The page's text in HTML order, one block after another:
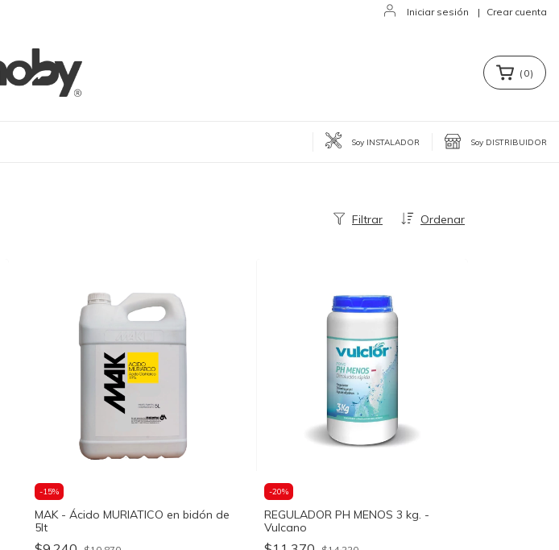
Iniciar sesión | Crear cuenta
( 0)
Soy INSTALADOR Soy DISTRIBUIDOR
Ordenar
Filtrar
-15%
MAK - Ácido MURIATICO en bidón de
5lt
-20%
REGULADOR PH MENOS 3 kg. -
Vulcano